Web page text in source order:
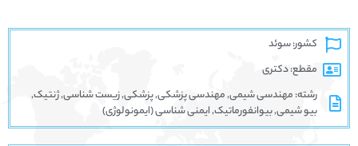
کشور: سوئد
مقطع: دکتری
رشته: مهندسی شیمی, مهندسی پزشکی, پزشکی, زیست شناسی, ژنتیک,
بیو شیمی, بیوانفورماتیک, ایمنی شناسی (ایمونولوژی)